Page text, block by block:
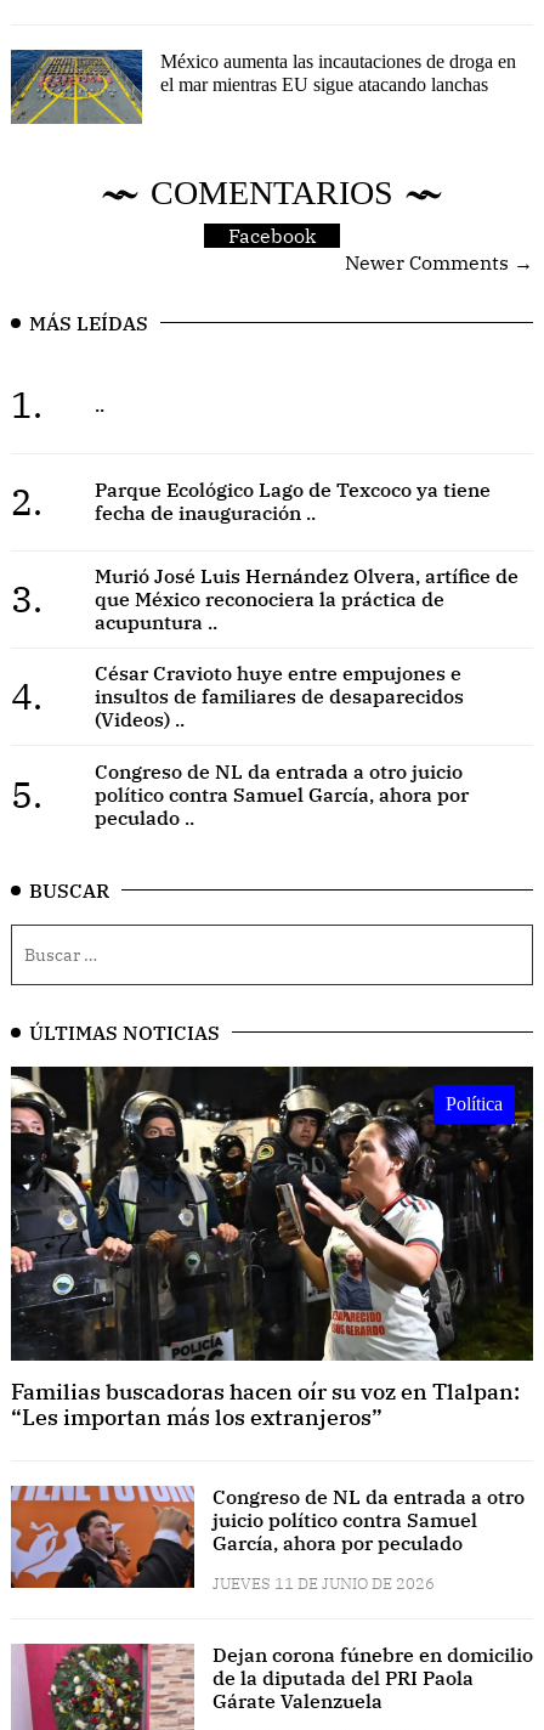
México aumenta las incautaciones de droga en
el mar mientras EU sigue atacando lanchas
COMENTARIOS
Facebook
Newer Comments →
MÁS LEÍDAS
1. ..
2.
Parque Ecológico Lago de Texcoco ya tiene
fecha de inauguración ..
3.
Murió José Luis Hernández Olvera, artífice de
que México reconociera la práctica de
acupuntura ..
4.
César Cravioto huye entre empujones e
insultos de familiares de desaparecidos
(Videos) ..
5.
Congreso de NL da entrada a otro juicio
político contra Samuel García, ahora por
peculado ..
BUSCAR
ÚLTIMAS NOTICIAS
Política
Familias buscadoras hacen oír su voz en Tlalpan:
“Les importan más los extranjeros”
Congreso de NL da entrada a otro
juicio político contra Samuel
García, ahora por peculado
JUEVES 11 DE JUNIO DE 2026
Dejan corona fúnebre en domicilio
de la diputada del PRI Paola
Gárate Valenzuela